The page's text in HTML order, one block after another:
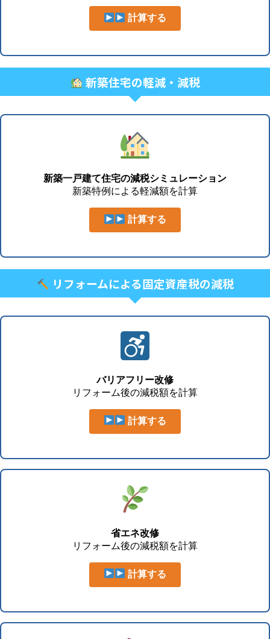
計算する
新築住宅の軽減・減税
新築一戸建て住宅の減税シミュレーション
新築特例による軽減額を計算
計算する
リフォームによる固定資産税の減税
バリアフリー改修
リフォーム後の減税額を計算
計算する
省エネ改修
リフォーム後の減税額を計算
計算する